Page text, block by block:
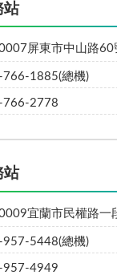
站
屏東市中山路60
766-1885(總機)
766-2778
站
宜蘭市民權路一
957-5448(總機)
957-4949